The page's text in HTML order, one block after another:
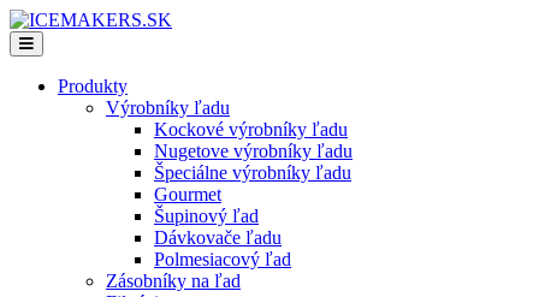
Produkty
Výrobníky ľadu
Kockové výrobníky ľadu
Nugetove výrobníky ľadu
Špeciálne výrobníky ľadu
Gourmet
Šupinový ľad
Dávkovače ľadu
Polmesiacový ľad
Zásobníky na ľad